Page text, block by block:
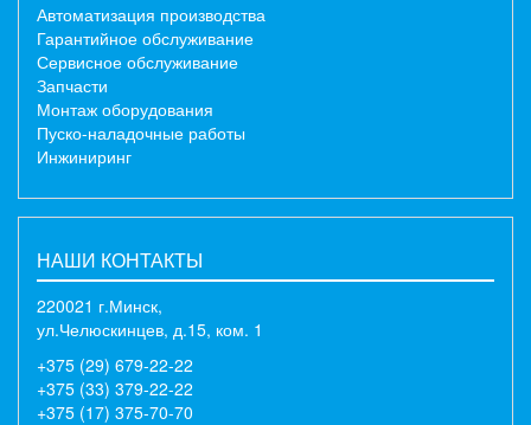
Автоматизация производства
Гарантийное обслуживание
Сервисное обслуживание
Запчасти
Монтаж оборудования
Пуско-наладочные работы
Инжиниринг
НАШИ КОНТАКТЫ
220021 г.Минск,
ул.Челюскинцев, д.15, ком. 1
+375 (29) 679-22-22
+375 (33) 379-22-22
+375 (17) 375-70-70